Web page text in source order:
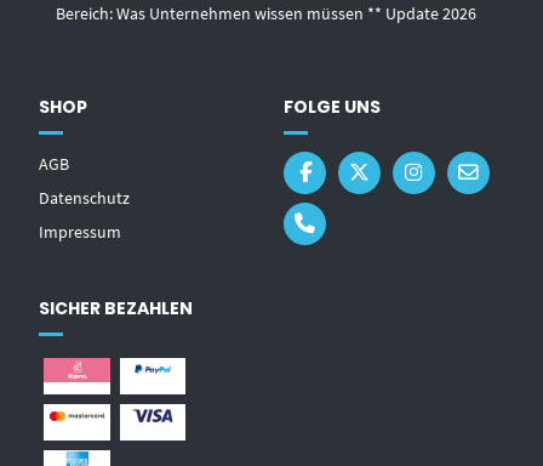
Bereich: Was Unternehmen wissen müssen ** Update 2026
SHOP
AGB
Datenschutz
Impressum
FOLGE UNS
SICHER BEZAHLEN